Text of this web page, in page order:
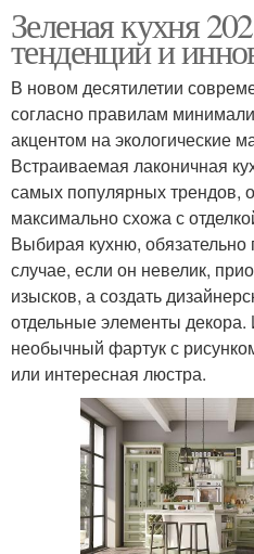
Зеленая кухня
тенденции и
В новом десятилетии
согласно правилам
акцентом на экологические
Встраиваемая лаконичная
самых популярных трендов,
максимально схожа с
Выбирая кухню,
случае, если он невелик,
изысков, а создать
отдельные элементы декора.
необычный фартук с
или интересная люстра.